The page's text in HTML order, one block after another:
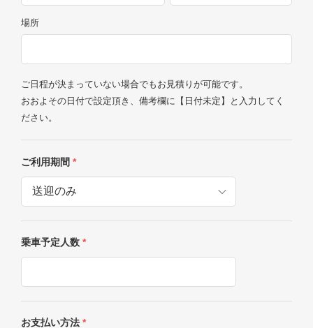
場所
ご日程が決まっていない場合でもお見積りが可能です。
おおよその日付で設定頂き、備考欄に【日付未定】と入力してく
ださい。
ご利用期間 *
乗車予定人数 *
お支払い方法 *